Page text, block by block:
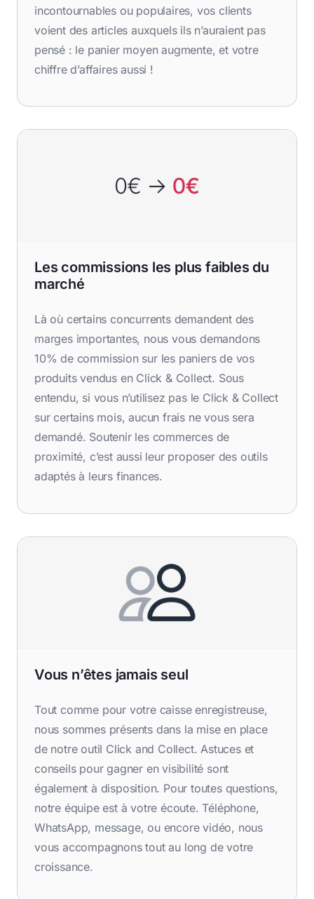
incontournables ou populaires, vos clients
voient des articles auxquels ils n’auraient pas
pensé : le panier moyen augmente, et votre
chiffre d’affaires aussi !
Les commissions les plus faibles du
marché
Là où certains concurrents demandent des
marges importantes, nous vous demandons
10% de commission sur les paniers de vos
produits vendus en Click & Collect. Sous
entendu, si vous n’utilisez pas le Click & Collect
sur certains mois, aucun frais ne vous sera
demandé. Soutenir les commerces de
proximité, c’est aussi leur proposer des outils
adaptés à leurs finances.
Vous n’êtes jamais seul
Tout comme pour votre caisse enregistreuse,
nous sommes présents dans la mise en place
de notre outil Click and Collect. Astuces et
conseils pour gagner en visibilité sont
également à disposition. Pour toutes questions,
notre équipe est à votre écoute. Téléphone,
WhatsApp, message, ou encore vidéo, nous
vous accompagnons tout au long de votre
croissance.